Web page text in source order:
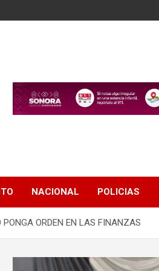
NACIONAL POLICIAS
PONGA ORDEN EN LAS FINANZAS